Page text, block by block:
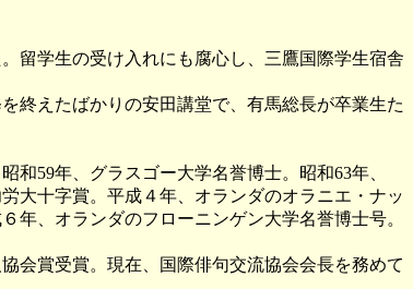
留学生の受け入れにも腐心し、三鷹国際学生宿舎
終えたばかりの安田講堂で、有馬総長が卒業生た
59年、グラスゴー大学名誉博士。昭和63年、
大十字賞。平成４年、オランダのオラニエ・ナッ
年、オランダのフローニンゲン大学名誉博士号。
会賞受賞。現在、国際俳句交流協会会長を務めて